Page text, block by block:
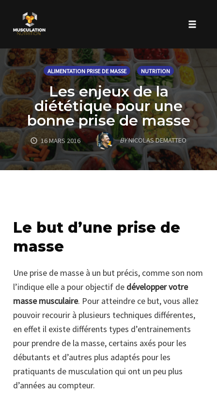
Skip
content
ALIMENTATION PRISE DE MASSE NUTRITION
Les enjeux de la
diététique pour une
bonne prise de masse
16 MARS 2016 BYNICOLAS DEMATTEO
Le but d’une prise de
masse
Une prise de masse à un but précis, comme son nom
l’indique elle a pour objectif de développer votre
masse musculaire. Pour atteindre ce but, vous allez
pouvoir recourir à plusieurs techniques différentes,
en effet il existe différents types d’entrainements
pour prendre de la masse, certains axés pour les
débutants et d’autres plus adaptés pour les
pratiquants de musculation qui ont un peu plus
d’années au compteur.